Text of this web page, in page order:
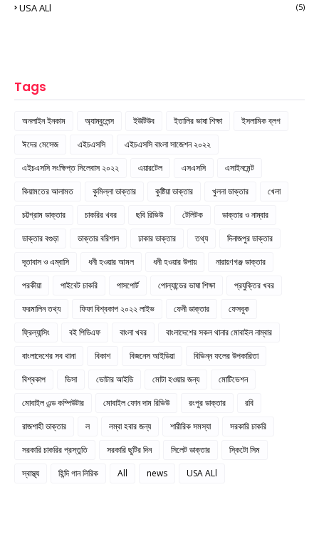
USA ALl (5)
Tags
অনলাইন ইনকাম অ্যাম্বুলেন্স ইউটিউব ইতালির ভাষা শিক্ষা
ইসলামিক ব্লগ
ঈদের মেসেজ
এইচএসসি
এইচএসসি বাংলা সাজেশন ২০২২
এইচএসসি সংক্ষিপ্ত সিলেবাস ২০২২
এয়ারটেল এসএসসি
এসাইনমেন্ট
কিয়ামতের আলামত
কুমিল্লা ডাক্তার কুষ্টিয়া ডাক্তার খুলনা ডাক্তার
খেলা
চট্টগ্রাম ডাক্তার
চাকরির খবর ছবি রিভিউ টেলিটক
ডাক্তার ও নাম্বার
ডাক্তার বগুড়া
ডাক্তার বরিশাল ঢাকার ডাক্তার তথ্য
দিনাজপুর ডাক্তার
দূতাবাস ও এম্বাসি
ধনী হওয়ার আমল ধনী হওয়ার উপায়
নারায়ণগঞ্জ ডাক্তার
পরকীয়া
পাইবেট চাকরি পাসপোর্ট পোল্যান্ডের ভাষা শিক্ষা
প্রযুক্তির খবর
ফরমালিন তথ্য
ফিফা বিশ্বকাপ ২০২২ লাইভ ফেনী ডাক্তার
ফেসবুক
ফ্রিল্যান্সিং
বই পিডিএফ বাংলা খবর
বাংলাদেশের সকল থানার মোবাইল নাম্বার
বাংলাদেশের সব থানা
বিকাশ বিজনেস আইডিয়া
বিভিন্ন ফলের উপকারিতা
বিশ্বকাপ
ভিসা ভোটার আইডি মোটা হওয়ার জন্য
মোটিভেশন
মোবাইল এন্ড কম্পিউটার
মোবাইল ফোন দাম রিভিউ রংপুর ডাক্তার
রবি
রাজশাহী ডাক্তার
ল লম্বা হবার জন্য শারীরিক সমস্যা
সরকারি চাকরি
সরকারি চাকরির প্রস্তুতি
সরকারি ছুটির দিন সিলেট ডাক্তার
স্কিটো সিম
স্বাস্থ্য
হিন্দি গান লিরিক All news USA ALl